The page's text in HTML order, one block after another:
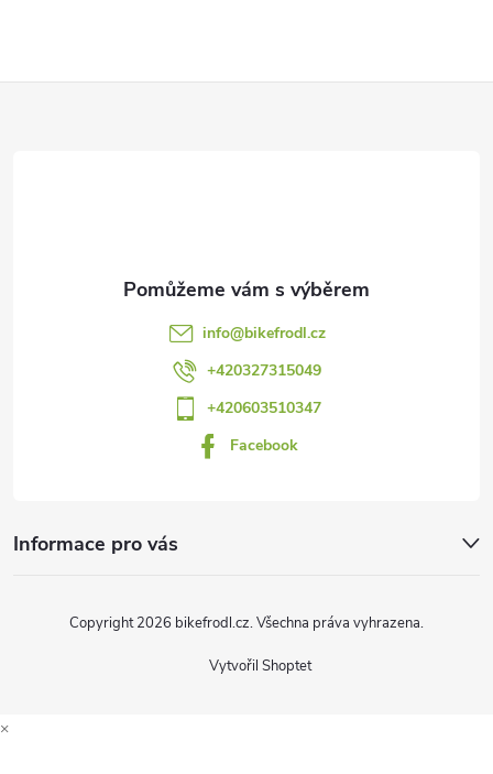
info@bikefrodl.cz
+420327315049
+420603510347
Facebook
Informace pro vás
Vytvořil Shoptet
Copyright 2026 bikefrodl.cz. Všechna práva vyhrazena.
×